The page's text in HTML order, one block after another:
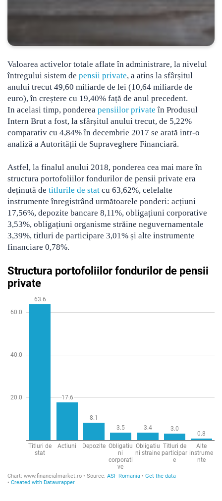
Valoarea activelor totale aflate în administrare, la nivelul
întregului sistem de pensii private, a atins la sfârșitul
anului trecut 49,60 miliarde de lei (10,64 miliarde de
euro), în creștere cu 19,40% față de anul precedent.
In acelasi timp, ponderea pensiilor private în Produsul
Intern Brut a fost, la sfârșitul anului trecut, de 5,22%
comparativ cu 4,84% în decembrie 2017 se arată intr-o
analiză a Autorității de Supraveghere Financiară.
Astfel, la finalul anului 2018, ponderea cea mai mare în
structura portofoliilor fondurilor de pensii private era
deținută de titlurile de stat cu 63,62%, celelalte
instrumente înregistrând următoarele ponderi: acțiuni
17,56%, depozite bancare 8,11%, obligațiuni corporative
3,53%, obligațiuni organisme străine neguvernamentale
3,39%, titluri de participare 3,01% și alte instrumente
financiare 0,78%.